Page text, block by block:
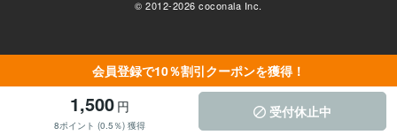
会員登録で10％割引クーポンを獲得！
1,500 円
8ポイント (0.5％) 獲得
受付休止中